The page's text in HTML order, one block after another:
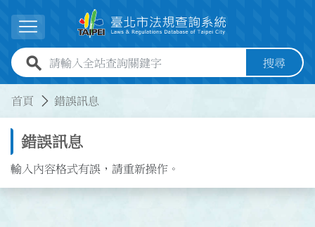
展開選單
全站查詢關鍵字欄位 搜尋
首頁 錯誤訊息
錯誤訊息
輸入內容格式有誤，請重新操作。